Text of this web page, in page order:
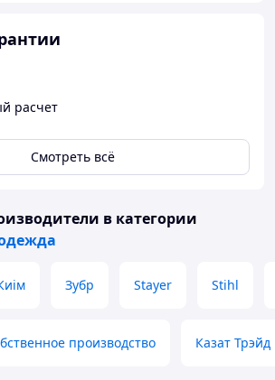
расчет
Смотреть всё
в категории
Зубр Stayer Stihl
производство Казат Трэйд